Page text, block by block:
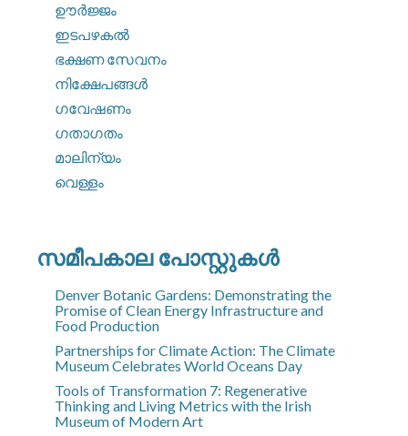
ഊർജ്ജം
ഇടപഴകൽ
ഭക്ഷണ സേവനം
നിക്ഷേപങ്ങൾ
ഗവേഷണം
ഗതാഗതം
മാലിന്യം
വെള്ളം
സമീപകാല പോസ്റ്റുകൾ
Denver Botanic Gardens: Demonstrating the
Promise of Clean Energy Infrastructure and
Food Production
Partnerships for Climate Action: The Climate
Museum Celebrates World Oceans Day
Tools of Transformation 7: Regenerative
Thinking and Living Metrics with the Irish
Museum of Modern Art